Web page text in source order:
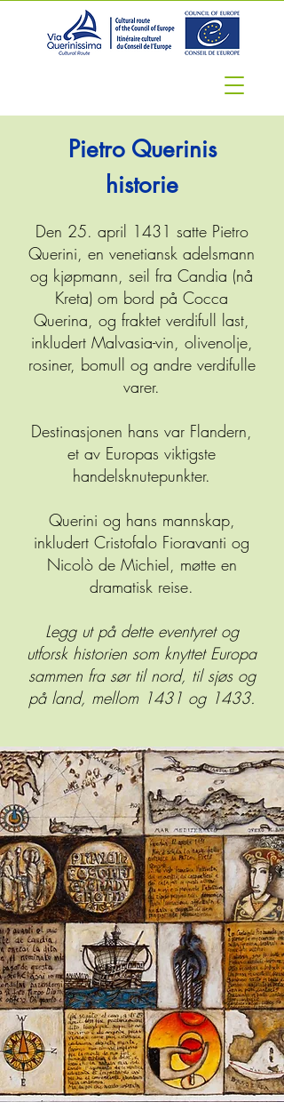
Pietro Querinis
historie
Den 25. april 1431 satte Pietro
Querini, en venetiansk adelsmann
og kjøpmann, seil fra Candia (nå
Kreta) om bord på Cocca
Querina, og fraktet verdifull last,
inkludert Malvasia-vin, olivenolje,
rosiner, bomull og andre verdifulle
varer.
Destinasjonen hans var Flandern,
et av Europas viktigste
handelsknutepunkter.
Querini og hans mannskap,
inkludert Cristofalo Fioravanti og
Nicolò de Michiel, møtte en
dramatisk reise.
Legg ut på dette eventyret og
utforsk historien som knyttet Europa
sammen fra sør til nord, til sjøs og
på land, mellom 1431 og 1433.